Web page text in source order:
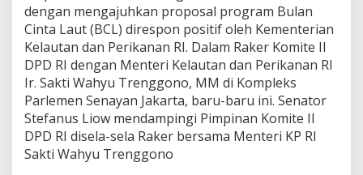
n
i
n
t
a
a
u
t
K
dengan mengajuhkan proposal program Bulan
Cinta Laut (BCL) direspon positif oleh Kementerian
Kelautan dan Perikanan RI. Dalam Raker Komite II
DPD RI dengan Menteri Kelautan dan Perikanan RI
Ir. Sakti Wahyu Trenggono, MM di Kompleks
Parlemen Senayan Jakarta, baru-baru ini. Senator
Stefanus Liow mendampingi Pimpinan Komite II
DPD RI disela-sela Raker bersama Menteri KP RI
Sakti Wahyu Trenggono